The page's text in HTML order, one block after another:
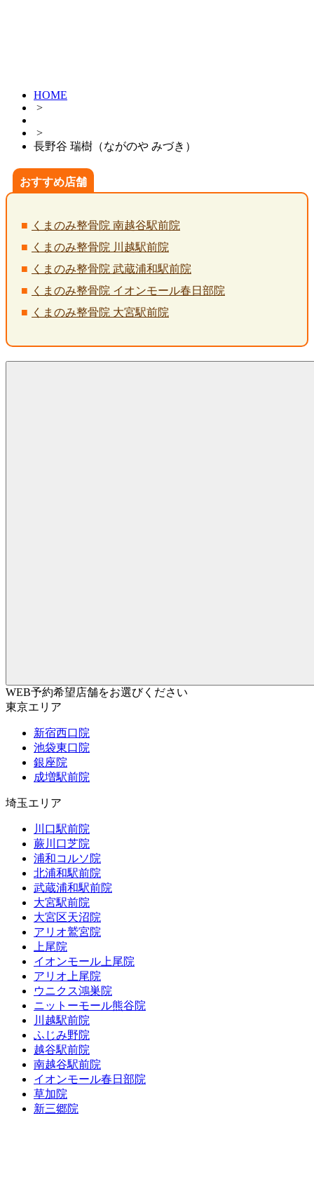
HOME
>
>
長野谷 瑞樹（ながのや みづき）
おすすめ店舗
くまのみ整骨院 南越谷駅前院
くまのみ整骨院 川越駅前院
くまのみ整骨院 武蔵浦和駅前院
くまのみ整骨院 イオンモール春日部院
くまのみ整骨院 大宮駅前院
WEB予約希望店舗をお選びください
東京エリア
新宿西口院
池袋東口院
銀座院
成増駅前院
埼玉エリア
川口駅前院
蕨川口芝院
浦和コルソ院
北浦和駅前院
武蔵浦和駅前院
大宮駅前院
大宮区天沼院
アリオ鷲宮院
上尾院
イオンモール上尾院
アリオ上尾院
ウニクス鴻巣院
ニットーモール熊谷院
川越駅前院
ふじみ野院
越谷駅前院
南越谷駅前院
イオンモール春日部院
草加院
新三郷院